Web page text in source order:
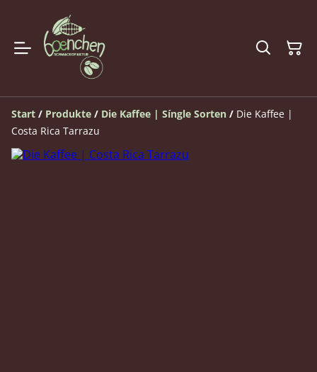
Start / Produkte / Die Kaffee | Síngle Sorten / Die Kaffee |
Costa Rica Tarrazu